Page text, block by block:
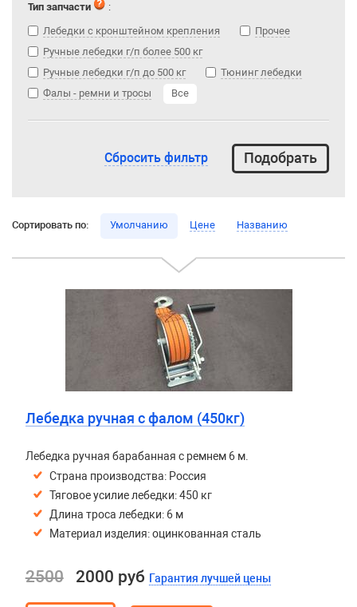
Тип запчасти
:
Лебедки с кронштейном крепления
Прочее
Ручные лебедки г/п более 500 кг
Ручные лебедки г/п до 500 кг
Тюнинг лебедки
Фалы - ремни и тросы
Все
Сбросить фильтр
Сортировать по: Умолчанию Цене Названию
Лебедка ручная с фалом (450кг)
Лебедка ручная барабанная с ремнем 6 м.
Страна производства: Россия
Тяговое усилие лебедки: 450 кг
Длина троса лебедки: 6 м
Материал изделия: оцинкованная сталь
2500 2000 руб Гарантия лучшей цены